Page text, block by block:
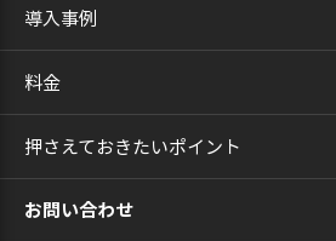
導入事例
料金
押さえておきたいポイント
お問い合わせ